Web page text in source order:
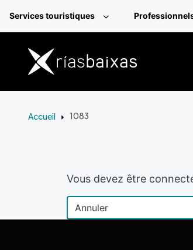
Services touristiques
Accueil 1083
Vous devez être